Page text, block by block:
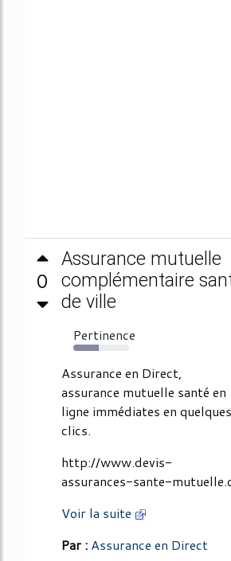
0
Assurance mutuelle
complémentaire
de ville
Pertinence
45%
Assurance en Direct,
assurance mutuelle santé en
ligne immédiates en quelques
clics.
http://www.devis-
assurances-sante-
Voir la suite
Par : Assurance en Direct